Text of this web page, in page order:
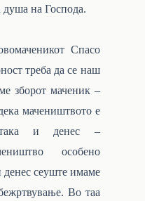
душа на Господа.
Спасо
треба да се наш
зборот маченик –
мачеништвото е
и денес
–
особено
денес сеуште имаме
Во таа